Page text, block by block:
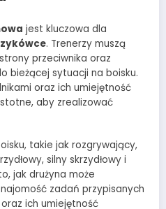
jest kluczowa dla
. Trenerzy muszą
przeciwnika oraz
bieżącej sytuacji na boisku.
oraz ich umiejętność
aby zrealizować
takie jak rozgrywający,
silny skrzydłowy i
jak drużyna może
zadań przypisanych
ich umiejętność